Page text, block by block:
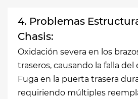
4. Problemas
Chasis:
Oxidación severa en los
traseros, causando la falla del
Fuga en la puerta trasera
requiriendo múltiples